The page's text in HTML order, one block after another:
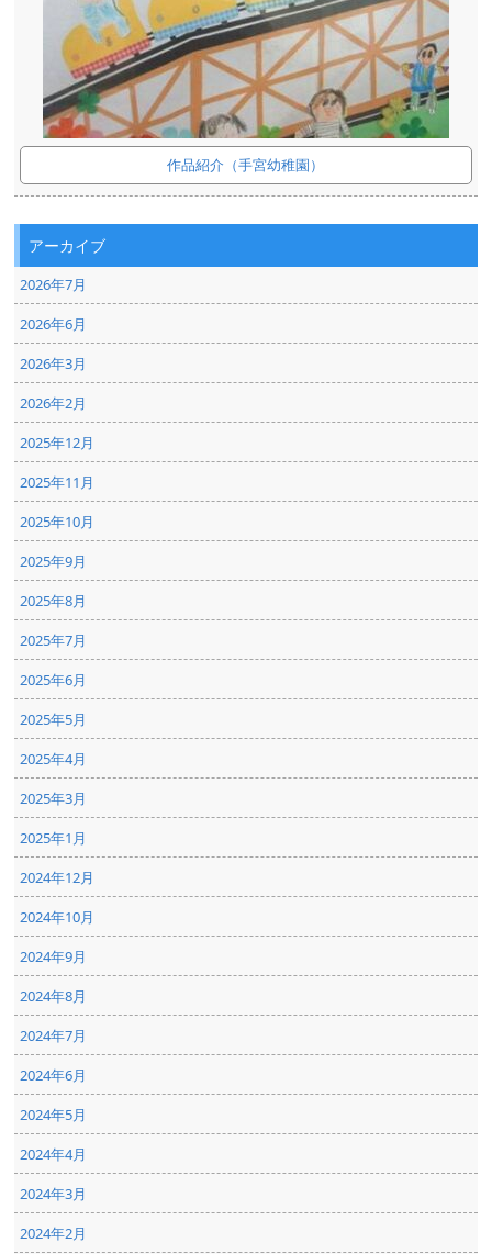
作品紹介（手宮幼稚園）
アーカイブ
2026年7月
2026年6月
2026年3月
2026年2月
2025年12月
2025年11月
2025年10月
2025年9月
2025年8月
2025年7月
2025年6月
2025年5月
2025年4月
2025年3月
2025年1月
2024年12月
2024年10月
2024年9月
2024年8月
2024年7月
2024年6月
2024年5月
2024年4月
2024年3月
2024年2月